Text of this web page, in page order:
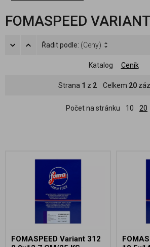
FOMASPEED
Řadit podle: (Ceny)
Katalog Ceník
Strana 1 z 2Celkem 20
Počet na stránku 10 20
FOMASPEED Variant 312